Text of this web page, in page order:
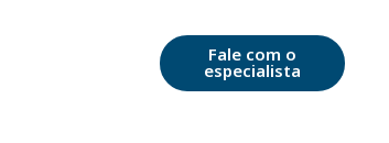
Fale com o
especialista